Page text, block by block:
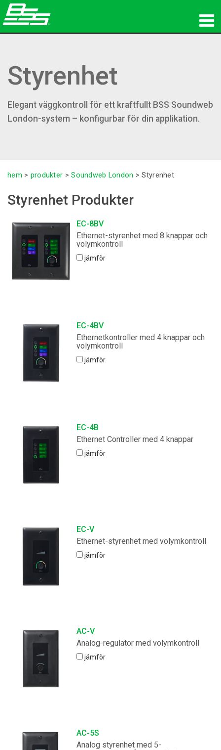
Nätverksljud
var man kan köpa
nyheter
Språk/Region
Styrenhet
Elegant väggkontroll för ett kraftfullt BSS Soundweb
London-system – konfigurbar för din applikation.
hem > produkter >Soundweb London >Styrenhet
Styrenhet Produkter
EC-8BV
Ethernet-styrenhet med 8 knappar och
volymkontroll
jämför
EC-4BV
Ethernetkontroller med 4 knappar och
volymkontroll
jämför
EC-4B
Ethernet Controller med 4 knappar
jämför
EC-V
Ethernet-styrenhet med volymkontroll
jämför
AC-V
Analog-regulator med volymkontroll
jämför
AC-5S
Analog styrenhet med 5-